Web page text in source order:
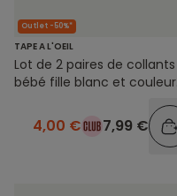
Outlet -50%*
TAPE A L'OEIL
Lot de 2 paires de collants
bébé fille blanc et couleur
4,00 € 7,99 €